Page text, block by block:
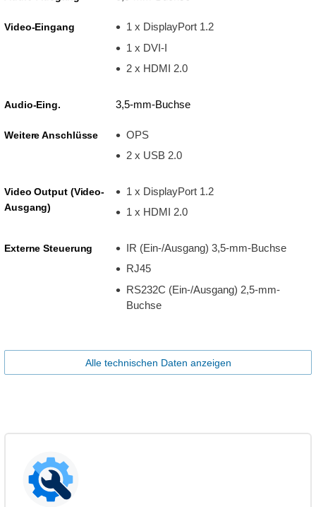
Video-Eingang
1 x DisplayPort 1.2
1 x DVI-I
2 x HDMI 2.0
Audio-Eing. 3,5-mm-Buchse
Weitere Anschlüsse
OPS
2 x USB 2.0
Video Output (Video-
Ausgang)
1 x DisplayPort 1.2
1 x HDMI 2.0
Externe Steuerung
IR (Ein-/Ausgang) 3,5-mm-Buchse
RJ45
RS232C (Ein-/Ausgang) 2,5-mm-
Buchse
Alle technischen Daten anzeigen